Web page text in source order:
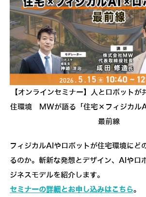
【オンラインセミナー】人とロボットが
住環境 MWが語る「住宅×フィジカル
最前線
フィジカルAIやロボットが住宅環境にど
るのか。斬新な発想とデザイン、AIやロ
ジネスモデルを紹介します。
セミナーの詳細とお申し込みはこちら。